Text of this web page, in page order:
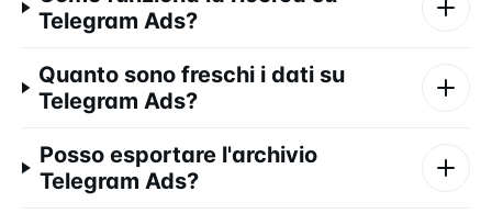
Telegram Ads?
Quanto sono freschi i dati su
Telegram Ads?
Posso esportare l'archivio
Telegram Ads?